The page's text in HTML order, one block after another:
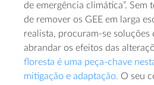
de emergência climática”. Sem
de remover os GEE em larga
realista, procuram-se soluções
abrandar os efeitos das
floresta é uma peça-chave
mitigação e adaptação. O seu